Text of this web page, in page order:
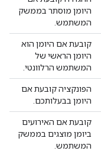
היומן מוסתר בממשק
המשתמש.
קובעת אם היומן הוא
היומן הראשי של
המשתמש הרלוונטי.
הפונקציה קובעת אם
היומן בבעלותכם.
קובעת אם האירועים
ביומן מוצגים בממשק
המשתמש.